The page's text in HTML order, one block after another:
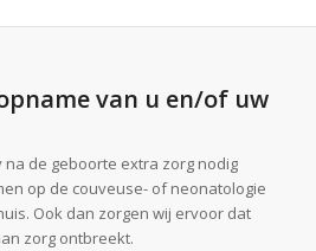
van u en/of uw
na de geboorte extra zorg nodig
op de couveuse- of neonatologie
Ook dan zorgen wij ervoor dat
zorg ontbreekt.